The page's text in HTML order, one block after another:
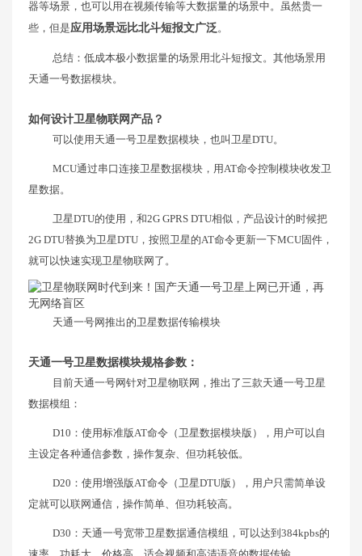
器等场景，也可以用在视频传输等大数据量的场景中。虽然贵一
些，但是应用场景远比北斗短报文广泛。
总结：低成本极小数据量的场景用北斗短报文。其他场景用
天通一号数据模块。
如何设计卫星物联网产品？
可以使用天通一号卫星数据模块，也叫卫星DTU。
MCU通过串口连接卫星数据模块，用AT命令控制模块收发卫
星数据。
卫星DTU的使用，和2G GPRS DTU相似，产品设计的时候把
2G DTU替换为卫星DTU，按照卫星的AT命令更新一下MCU固件，
就可以快速实现卫星物联网了。
天通一号网推出的卫星数据传输模块
天通一号卫星数据模块规格参数：
目前天通一号网针对卫星物联网，推出了三款天通一号卫星
数据模组：
D10：使用标准版AT命令（卫星数据模块版），用户可以自
主设定各种通信参数，操作复杂、但功耗较低。
D20：使用增强版AT命令（卫星DTU版），用户只需简单设
定就可以联网通信，操作简单、但功耗较高。
D30：天通一号宽带卫星数据通信模组，可以达到384kpbs的